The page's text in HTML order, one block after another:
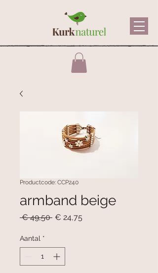
Productcode: CCP240
armband beige
€ 49,50 Normale
€ 24,75
Aantal *